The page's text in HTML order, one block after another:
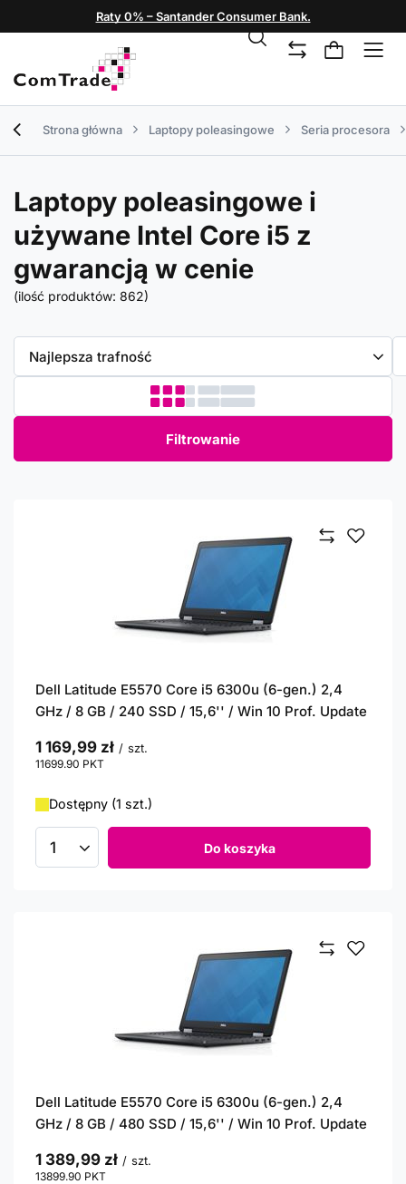
Raty 0% – Santander Consumer Bank.
Strona główna Laptopy poleasingowe Seria procesora
Laptopy poleasingowe i
używane Intel Core i5 z
gwarancją w cenie
(ilość produktów: 862)
Zmień sortowanie
Najlepsza trafność
Filtrowanie
Dell Latitude E5570 Core i5 6300u (6-gen.) 2,4
GHz / 8 GB / 240 SSD / 15,6'' / Win 10 Prof. Update
1 169,99 zł / szt.
11699.90 PKT
Dostępny (1 szt.)
Ilość produktów Do koszyka
Dell Latitude E5570 Core i5 6300u (6-gen.) 2,4
GHz / 8 GB / 480 SSD / 15,6'' / Win 10 Prof. Update
1 389,99 zł / szt.
13899.90 PKT